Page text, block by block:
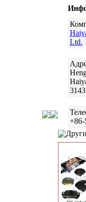
Ltd.
+86-